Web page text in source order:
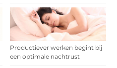
Productiever werken begint bij
een optimale nachtrust